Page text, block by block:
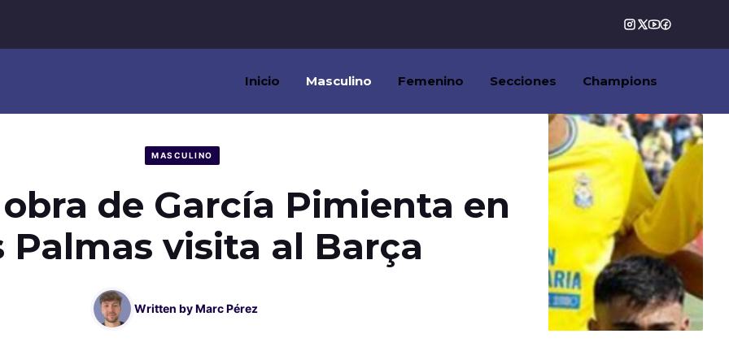
Inicio Masculino Femenino Secciones Champions
MASCULINO
de García Pimienta en
Palmas visita al Barça
Written byMarc Pérez